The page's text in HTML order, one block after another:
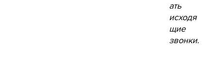
ать
исходя
щие
звонки.